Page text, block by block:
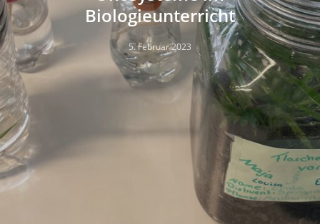
Biologieunterricht
5. Februar 2023